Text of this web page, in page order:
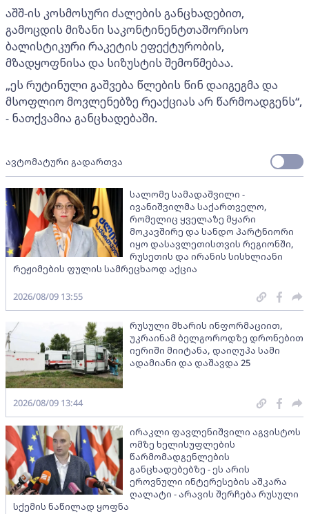
აშშ-ის კოსმოსური ძალების განცხადებით,
გამოცდის მიზანი საკონტინენტთაშორისო
ბალისტიკური რაკეტის ეფექტურობის,
მზადყოფნისა და სიზუსტის შემოწმებაა.
„ეს რუტინული გაშვება წლების წინ დაიგეგმა და
მსოფლიო მოვლენებზე რეაქციას არ წარმოადგენს“,
- ნათქვამია განცხადებაში.
ავტომატური გადართვა
სალომე სამადაშვილი -
ივანიშვილმა საქართველო,
რომელიც ყველაზე მყარი
მოკავშირე და სანდო პარტნიორი
იყო დასავლეთისთვის რეგიონში,
რუსეთის და ირანის სისხლიანი
რეჟიმების ფულის სამრეცხაოდ აქცია
2026/08/09 13:55
რუსული მხარის ინფორმაციით,
უკრაინამ ბელგოროდზე დრონებით
იერიში მიიტანა, დაიღუპა სამი
ადამიანი და დაშავდა 25
2026/08/09 13:44
ირაკლი ფავლენიშვილი აგვისტოს
ომზე ხელისუფლების
წარმომადგენლების
განცხადებებზე - ეს არის
ეროვნული ინტერესების აშკარა
ღალატი - არავის შერჩება რუსული
სქემის ნაწილად ყოფნა